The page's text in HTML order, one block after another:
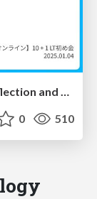
10年間の振り返りと抱負 / 10-Year Reflection and Aspirations
0 510